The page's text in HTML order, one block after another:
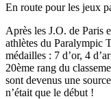
En route pour les jeux
Après les J.O. de Paris
athlètes du Paralympic
médailles : 7 d’or, 4
20ème rang du
sont devenus une
n’était que le début !